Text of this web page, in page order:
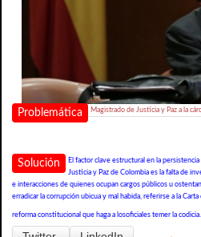
Problemática Magistrado de Justicia y Paz a la
Solución
El factor clave estructural en la
Justicia y Paz de Colombia es la falta de
e interacciones de quienes ocupan cargos públicos u
erradicar la corrupción ubicua y mal habida, referirse a la
reforma constitucional que haga a losoficiales temer la codicia.